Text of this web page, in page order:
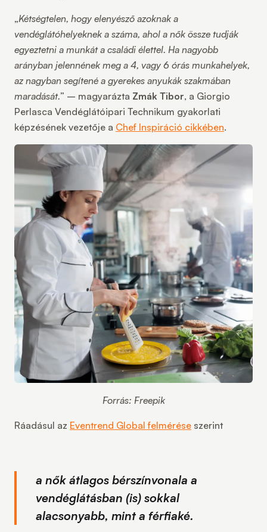
„Kétségtelen, hogy elenyésző azoknak a
vendéglátóhelyeknek a száma, ahol a nők össze tudják
egyeztetni a munkát a családi élettel. Ha nagyobb
arányban jelennének meg a 4, vagy 6 órás munkahelyek,
az nagyban segítené a gyerekes anyukák szakmában
maradását.” – magyarázta Zmák Tibor, a Giorgio
Perlasca Vendéglátóipari Technikum gyakorlati
képzésének vezetője a Chef Inspiráció cikkében.
Forrás: Freepik
Ráadásul az Eventrend Global felmérése szerint
a nők átlagos bérszínvonala a
vendéglátásban (is) sokkal
alacsonyabb, mint a férfiaké.